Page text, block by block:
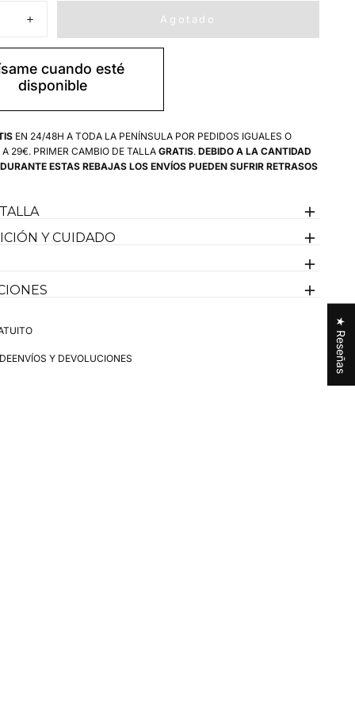
NO
Aumentar
cantidad
para
Azul
Marino
Ultraligero
Agotado
cuando esté
disponible
EN 24/48H A TODA LA PENÍNSULA POR PEDIDOS IGUALES O
A 29€. PRIMER CAMBIO DE TALLAGRATIS.DEBIDO A LA CANTIDAD
ESTAS REBAJAS LOS ENVÍOS PUEDEN SUFRIR RETRASOS
Y CUIDADO
ENVÍOS Y DEVOLUCIONES ★ Reseñas